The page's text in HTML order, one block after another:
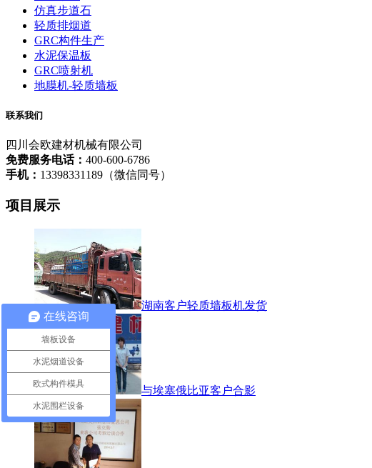
仿真步道石
轻质排烟道
GRC构件生产
水泥保温板
GRC喷射机
地膜机-轻质墙板
联系我们
四川会欧建材机械有限公司
免费服务电话： 400-600-6786
手机： 13398331189（微信同号）
项目展示
湖南客户轻质墙板机发货
与埃塞俄比亚客户合影
在线咨询
墙板设备
水泥烟道设备
欧式构件模具
水泥围栏设备